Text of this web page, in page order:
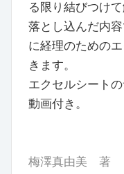
る限り結びつけ
落とし込んだ内
に経理のための
きます。
エクセルシート
動画付き。
梅澤真由美 著